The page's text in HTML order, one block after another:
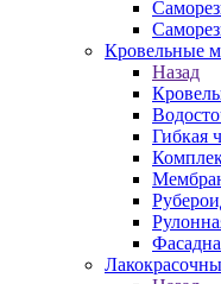
Кровельные
Назад
Гибкая